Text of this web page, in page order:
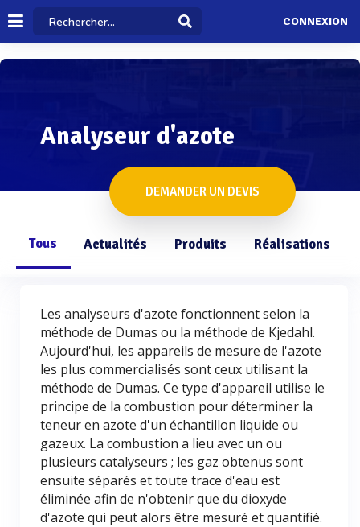
CONNEXION
Analyseur d'azote
DEMANDER UN DEVIS
Tous Actualités Produits Réalisations
Les analyseurs d'azote fonctionnent selon la
méthode de Dumas ou la méthode de Kjedahl.
Aujourd'hui, les appareils de mesure de l'azote
les plus commercialisés sont ceux utilisant la
méthode de Dumas. Ce type d'appareil utilise le
principe de la combustion pour déterminer la
teneur en azote d'un échantillon liquide ou
gazeux. La combustion a lieu avec un ou
plusieurs catalyseurs ; les gaz obtenus sont
ensuite séparés et toute trace d'eau est
éliminée afin de n'obtenir que du dioxyde
d'azote qui peut alors être mesuré et quantifié.